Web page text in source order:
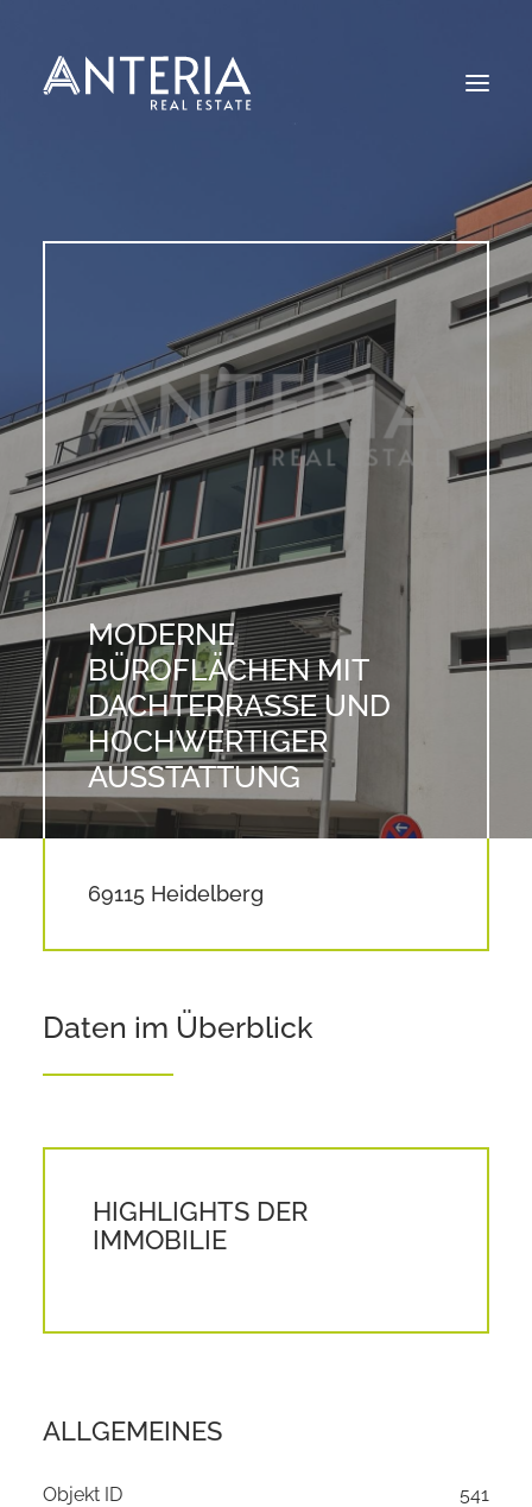
Start
MODERNE
BÜROFLÄCHEN MIT
DACHTERRASSE UND
HOCHWERTIGER
AUSSTATTUNG
69115 Heidelberg
Daten im Überblick
HIGHLIGHTS DER
IMMOBILIE
ALLGEMEINES
Objekt ID
541